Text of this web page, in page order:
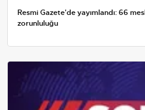
Resmi Gazete'de yayımlandı: 66
zorunluluğu